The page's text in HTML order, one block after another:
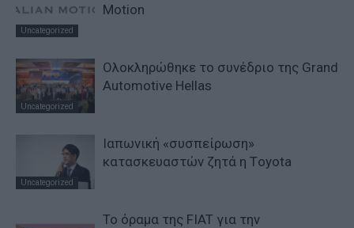
Uncategorized
Motion
Uncategorized
Ολοκληρώθηκε το συνέδριο της Grand
Automotive Hellas
Uncategorized
Ιαπωνική «συσπείρωση»
κατασκευαστών ζητά η Τoyota
Το όραμα της FIAT για την